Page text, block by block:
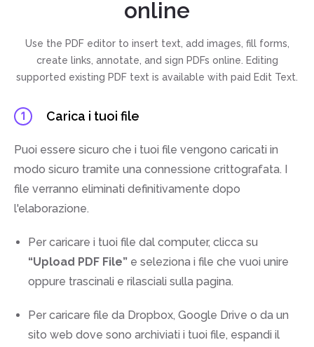
online
Use the PDF editor to insert text, add images, fill forms,
create links, annotate, and sign PDFs online. Editing
supported existing PDF text is available with paid Edit Text.
1 Carica i tuoi file
Puoi essere sicuro che i tuoi file vengono caricati in
modo sicuro tramite una connessione crittografata. I
file verranno eliminati definitivamente dopo
l'elaborazione.
Per caricare i tuoi file dal computer, clicca su
“Upload PDF File” e seleziona i file che vuoi unire
oppure trascinali e rilasciali sulla pagina.
Per caricare file da Dropbox, Google Drive o da un
sito web dove sono archiviati i tuoi file, espandi il